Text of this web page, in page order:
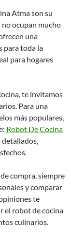
Atma son su
ocupan mucho
una
para toda la
para hogares
te invitamos
Para una
más populares,
Robot De Cocina
detallados,
compra, siempre
y comparar
te
el robot de cocina
culinarios.